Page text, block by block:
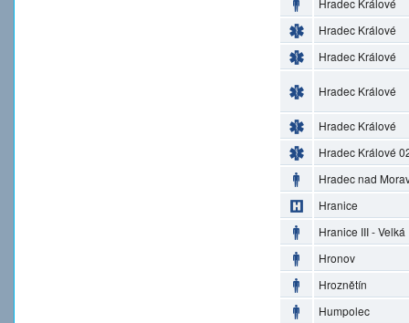
Hradec Králové
Hradec Králové
Hradec Králové
Hradec Králové
Hradec Králové
Hradec Králové
Hradec nad
Hranice
Hranice III - Velká
Hronov
Hroznětín
Humpolec